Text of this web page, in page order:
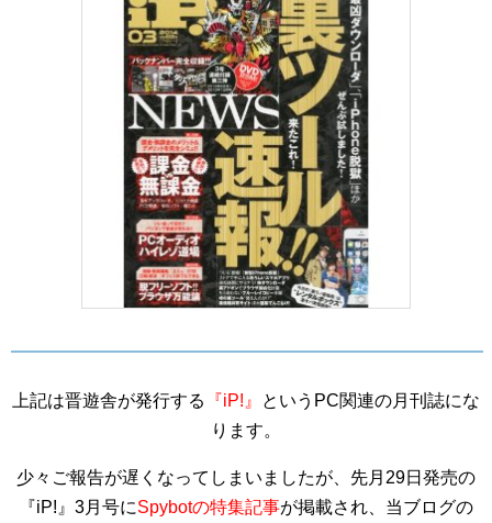
上記は晋遊舎が発行する 『iP!』
というPC関連の月刊誌にな
ります。
少々ご報告が遅くなってしまいましたが、先月29日発売の
『iP!』3月号にSpybotの特集記事が掲載され、当ブログの